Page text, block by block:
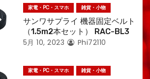
家電・PC・スマホ 雑貨・小物
サンワサプライ 機器固定ベルト
（1.5m2本セット） RAC-BL3
5月 10, 2023 Phi72110
家電・PC・スマホ 雑貨・小物